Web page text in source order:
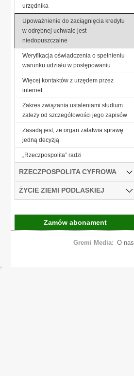
urzędnika
Upoważnienie do zaciągnięcia kredytu
w odrębnej uchwale jest
niedopuszczalne
Weryfikacja oświadczenia o spełnieniu
warunku udziału w postępowaniu
Więcej kontaktów z urzędem przez
internet
Zakres związania ustaleniami studium
zależy od szczegółowości jego zapisów
Zasadą jest, że organ załatwia sprawę
jedną decyzją
„Rzeczpospolita” radzi
RZECZPOSPOLITA CYFROWA
ŻYCIE ZIEMI PODLASKIEJ
Zamów abonament
Gremi Media: O nas